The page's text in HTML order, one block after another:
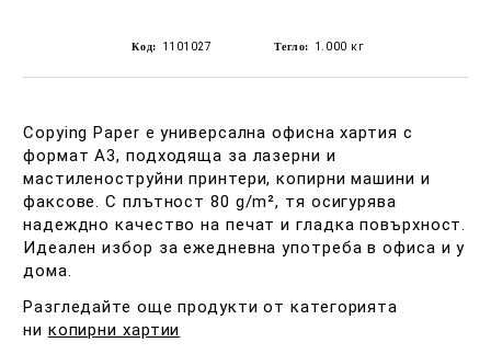
Код: 1101027 Тегло: 1.000 кг
Copying Paper е универсална офисна хартия с
формат A3, подходяща за лазерни и
мастиленоструйни принтери, копирни машини и
факсове. С плътност 80 g/m², тя осигурява
надеждно качество на печат и гладка повърхност.
Идеален избор за ежедневна употреба в офиса и у
дома.
Разгледайте още продукти от категорията
ни копирни хартии